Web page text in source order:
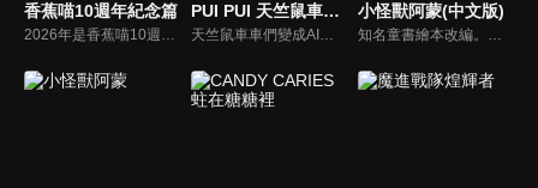
香蕉喵10週年紀念篇
2026年是香蕉喵10週年紀念。即將推出全新的原創角色！
PUI PUI 天竺鼠車車 電影版 MOLMAX(中文版)
天竺鼠車車們變成AI了！？天竺鼠城市迎來高科技時代！高科技的AI天竺鼠車車終於出現在這個世界上！駕駛員們接連開始轉而駕駛最新的AI天竺鼠車車。馬鈴薯他們被捲入謎之集團和AI天竺鼠車車「卡農」的車車追逐中。這時一位技術高超的駕駛員出現，幫助他們脫離危機。
小怪獸阿蒙(中文版)
知名童書繪本改編。故事講述的是小怪獸阿蒙醜醜的外表下，有著一顆敏感細膩的心。他希望有人能愛他，包容他，陪伴他，愛他本來的樣子。這個系列圍繞“愛”的主題，恰恰是父母對孩子所有愛的表現。